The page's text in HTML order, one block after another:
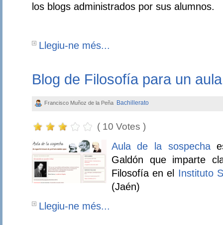
los blogs administrados por sus alumnos.
Llegiu-ne més...
Blog de Filosofía para un
Francisco Muñoz de la Peña Bachillerato
( 10 Votes )
Aula de la sospecha
Galdón que imparte
Filosofía en el Instituto
(Jaén)
Llegiu-ne més...